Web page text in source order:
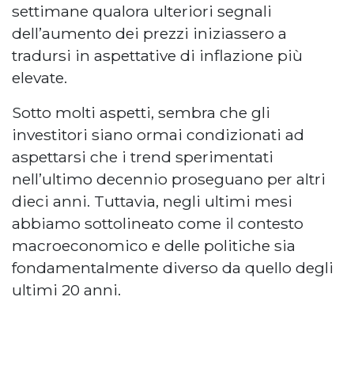
settimane qualora ulteriori segnali
dell’aumento dei prezzi iniziassero a
tradursi in aspettative di inflazione più
elevate.
Sotto molti aspetti, sembra che gli
investitori siano ormai condizionati ad
aspettarsi che i trend sperimentati
nell’ultimo decennio proseguano per altri
dieci anni. Tuttavia, negli ultimi mesi
abbiamo sottolineato come il contesto
macroeconomico e delle politiche sia
fondamentalmente diverso da quello degli
ultimi 20 anni.